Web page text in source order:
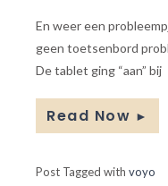
En weer een
geen toetsenbord
De tablet ging “aan” bij
Read Now ►
Post Tagged withvoyo